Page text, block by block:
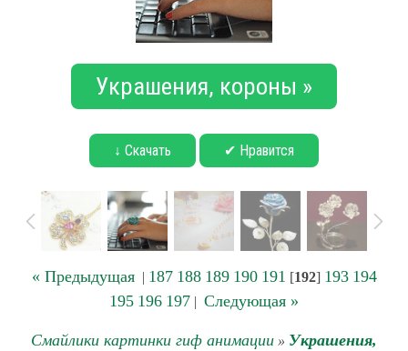
Украшения, короны »
↓ Скачать ✔ Нравится
« Предыдущая| 187 188 189 190 191 [192] 193 194
195 196 197 | Следующая »
Смайлики картинки гиф анимации » Украшения,